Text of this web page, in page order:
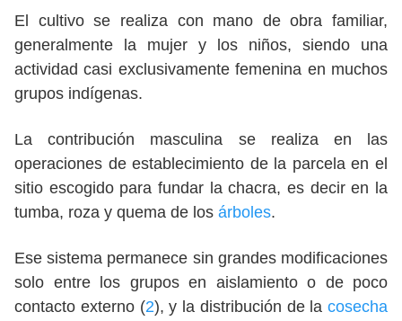
El cultivo se realiza con mano de obra familiar,
generalmente la mujer y los niños, siendo una
actividad casi exclusivamente femenina en muchos
grupos indígenas.
La contribución masculina se realiza en las
operaciones de establecimiento de la parcela en el
sitio escogido para fundar la chacra, es decir en la
tumba, roza y quema de los árboles.
Ese sistema permanece sin grandes modificaciones
solo entre los grupos en aislamiento o de poco
contacto externo (2), y la distribución de la cosecha